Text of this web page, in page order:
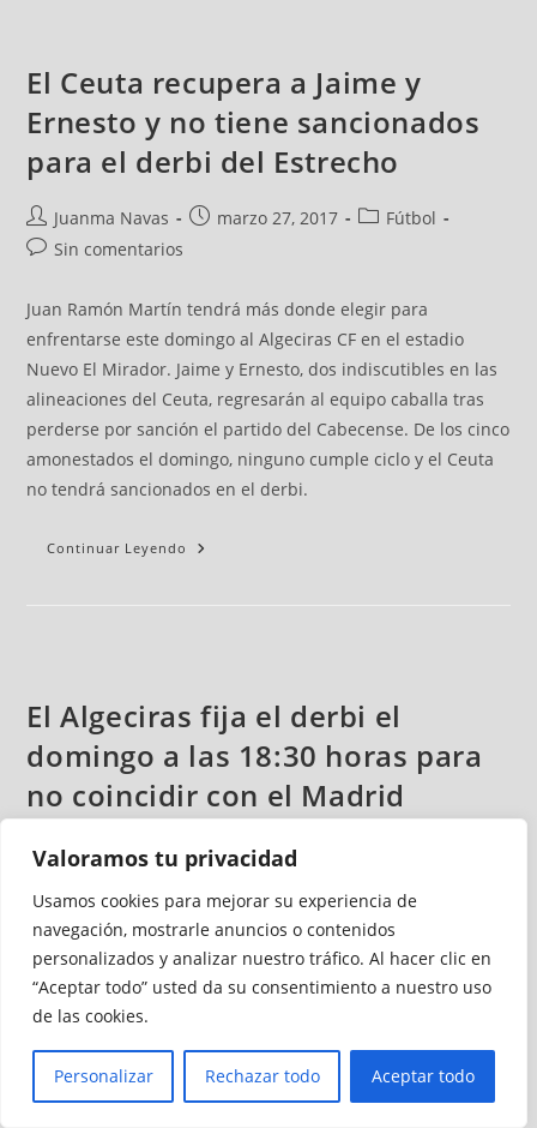
Valoramos tu privacidad
Usamos cookies para mejorar su experiencia de
navegación, mostrarle anuncios o contenidos
personalizados y analizar nuestro tráfico. Al hacer clic en
“Aceptar todo” usted da su consentimiento a nuestro uso
de las cookies.
Personalizar Rechazar todo Aceptar todo
El Ceuta recupera a Jaime y
Ernesto y no tiene sancionados
para el derbi del Estrecho
Juanma Navas marzo 27, 2017
Fútbol
Sin comentarios
Juan Ramón Martín tendrá más donde elegir para
enfrentarse este domingo al Algeciras CF en el estadio
Nuevo El Mirador. Jaime y Ernesto, dos indiscutibles en las
alineaciones del Ceuta, regresarán al equipo caballa tras
perderse por sanción el partido del Cabecense. De los cinco
amonestados el domingo, ninguno cumple ciclo y el Ceuta
no tendrá sancionados en el derbi.
Continuar Leyendo
El Algeciras fija el derbi el
domingo a las 18:30 horas para
no coincidir con el Madrid
Juanma Navas marzo 27, 2017
La directiva del Algeciras CF ha programado el partido
contra la AD Ceuta FC de la 33ª jornada de Liga el domingo,
2 de abril a las 18:30 horas en el estadio Nuevo El Mirador.
Deportivo Alavés a las 16:15 horas en el Santiago Bernabéu.